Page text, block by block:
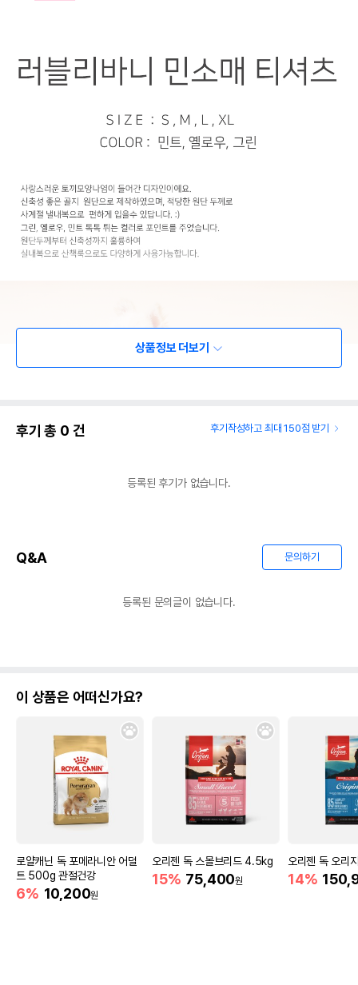
상품정보 더보기
후기 총 0 건 후기작성하고 최대 150점 받기
등록된 후기가 없습니다.
Q&A 문의하기
등록된 문의글이 없습니다.
이 상품은 어떠신가요?
로얄캐닌 독 포메라니안 어덜
트 500g 관절건강
6% 10,200원
오리젠 독 스몰브리드 4.5kg
15% 75,400원
오리젠 독 오리
14%